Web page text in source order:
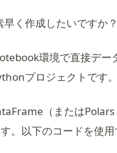
く作成したいですか？
環境で直接デー
プロジェクトです。
tab) （または
。以下のコードを使